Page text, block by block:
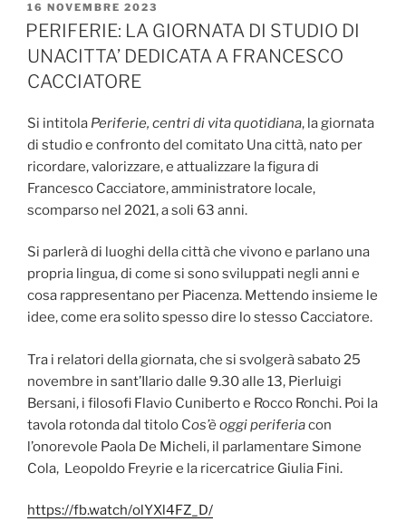
PUBBLICATO
IL
16 NOVEMBRE 2023
PERIFERIE: LA GIORNATA DI STUDIO DI
UNACITTA’ DEDICATA A FRANCESCO
CACCIATORE
Si intitola Periferie, centri di vita quotidiana, la giornata
di studio e confronto del comitato Una città, nato per
ricordare, valorizzare, e attualizzare la figura di
Francesco Cacciatore, amministratore locale,
scomparso nel 2021, a soli 63 anni.
Si parlerà di luoghi della città che vivono e parlano una
propria lingua, di come si sono sviluppati negli anni e
cosa rappresentano per Piacenza. Mettendo insieme le
idee, come era solito spesso dire lo stesso Cacciatore.
Tra i relatori della giornata, che si svolgerà sabato 25
novembre in sant’Ilario dalle 9.30 alle 13, Pierluigi
Bersani, i filosofi Flavio Cuniberto e Rocco Ronchi. Poi la
tavola rotonda dal titolo Cos’è oggi periferiacon
l’onorevole Paola De Micheli, il parlamentare Simone
Cola, Leopoldo Freyrie e la ricercatrice Giulia Fini.
https://fb.watch/olYXl4FZ_D/